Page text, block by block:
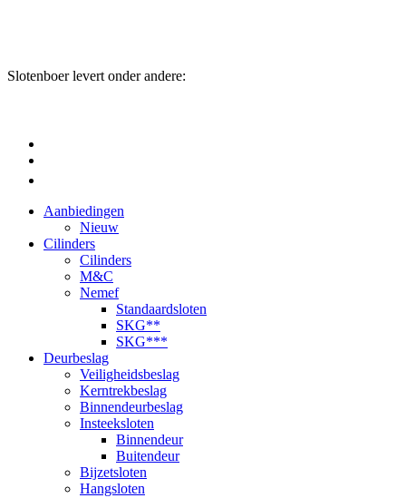
Slotenboer levert onder andere:
Aanbiedingen
Nieuw
Cilinders
Cilinders
M&C
Nemef
Standaardsloten
SKG**
SKG***
Deurbeslag
Veiligheidsbeslag
Kerntrekbeslag
Binnendeurbeslag
Insteeksloten
Binnendeur
Buitendeur
Bijzetsloten
Hangsloten